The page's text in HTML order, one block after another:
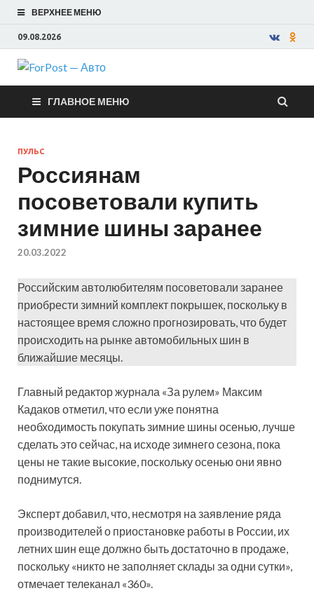
ВЕРХНЕЕ МЕНЮ
09.08.2026
ForPost —
Авто
ГЛАВНОЕ МЕНЮ
ПУЛЬС
Россиянам
посоветовали купить
зимние шины заранее
20.03.2022
Российским автолюбителям посоветовали заранее
приобрести зимний комплект покрышек, поскольку в
настоящее время сложно прогнозировать, что будет
происходить на рынке автомобильных шин в
ближайшие месяцы.
Главный редактор журнала «За рулем» Максим
Кадаков отметил, что если уже понятна
необходимость покупать зимние шины осенью, лучше
сделать это сейчас, на исходе зимнего сезона, пока
цены не такие высокие, поскольку осенью они явно
поднимутся.
Эксперт добавил, что, несмотря на заявление ряда
производителей о приостановке работы в России, их
летних шин еще должно быть достаточно в продаже,
поскольку «никто не заполняет склады за одни сутки»,
отмечает телеканал «360».